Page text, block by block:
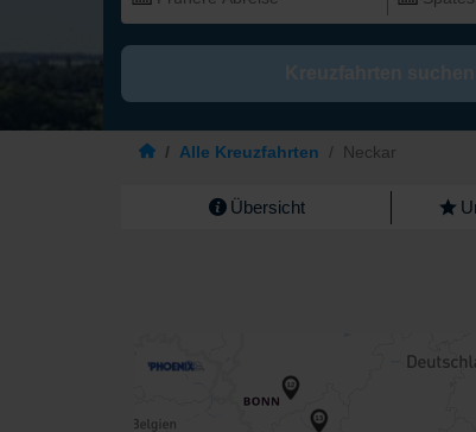
/ Alle Kreuzfahrten / Neckar
Übersicht